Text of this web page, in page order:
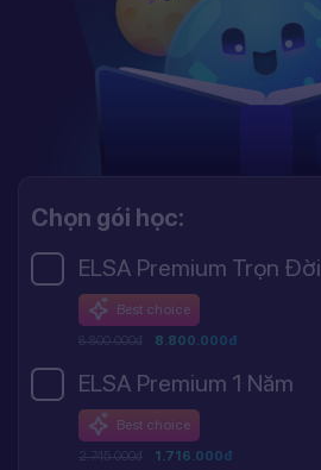
Chọn gói học:
ELSA Premium Trọn Đời
Best choice
8.800.000đ 8.800.000đ
ELSA Premium 1 Năm
Best choice
2.745.000đ 1.716.000đ